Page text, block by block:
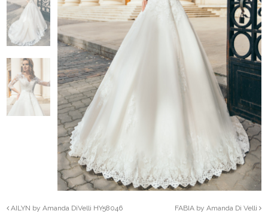
AILYN by Amanda DiVelli HY58046 FABIA by Amanda Di Velli